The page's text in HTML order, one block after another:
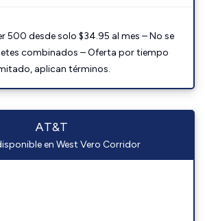
500 desde solo $34.95 al mes – No se
combinados – Oferta por tiempo
aplican términos.
AT&T
en West Vero Corridor